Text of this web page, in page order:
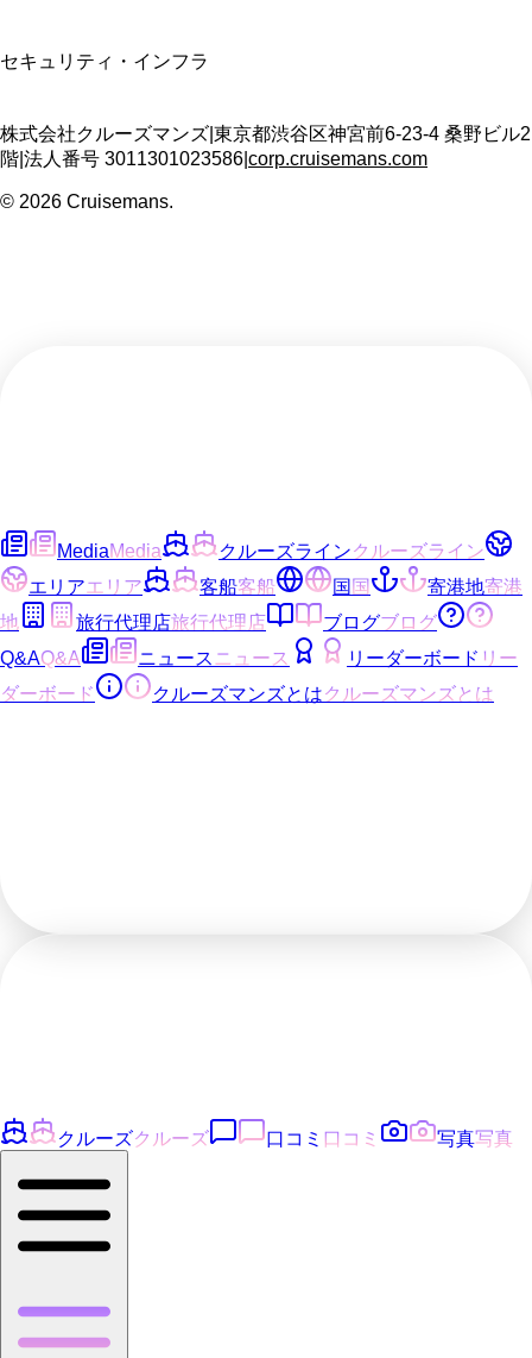
セキュリティ・インフラ
株式会社クルーズマンズ 東京都渋谷区神宮前6-23-4 桑野ビル2
階 法人番号 3011301023586 corp.cruisemans.com
© 2026 Cruisemans.
MediaMedia クルーズラインクルーズライン
エリアエリア 客船客船 国国 寄港地寄港
地
旅行代理店旅行代理店 ブログブログ
Q&AQ&A ニュース ニュース リーダーボード リー
ダーボード
クルーズマンズとはクルーズマンズとは
クルーズクルーズ 口コミ 口コミ 写真写真